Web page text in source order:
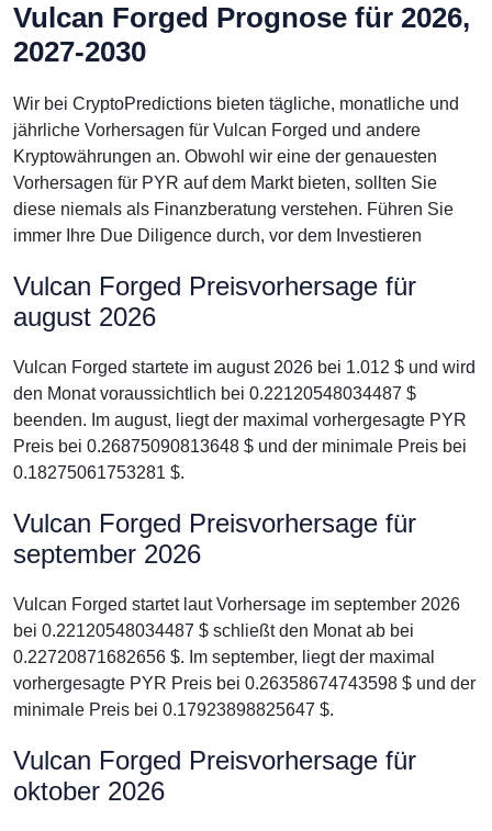
Vulcan Forged Prognose für 2026,
2027-2030
Wir bei CryptoPredictions bieten tägliche, monatliche und
jährliche Vorhersagen für Vulcan Forged und andere
Kryptowährungen an. Obwohl wir eine der genauesten
Vorhersagen für PYR auf dem Markt bieten, sollten Sie
diese niemals als Finanzberatung verstehen. Führen Sie
immer Ihre Due Diligence durch, vor dem Investieren
Vulcan Forged Preisvorhersage für
august 2026
Vulcan Forged startete im august 2026 bei 1.012 $ und wird
den Monat voraussichtlich bei 0.22120548034487 $
beenden. Im august, liegt der maximal vorhergesagte PYR
Preis bei 0.26875090813648 $ und der minimale Preis bei
0.18275061753281 $.
Vulcan Forged Preisvorhersage für
september 2026
Vulcan Forged startet laut Vorhersage im september 2026
bei 0.22120548034487 $ schließt den Monat ab bei
0.22720871682656 $. Im september, liegt der maximal
vorhergesagte PYR Preis bei 0.26358674743598 $ und der
minimale Preis bei 0.17923898825647 $.
Vulcan Forged Preisvorhersage für
oktober 2026